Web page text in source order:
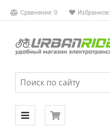
Сравнение: 0 Избранное:
КАТАЛОГ
МЕНЮ